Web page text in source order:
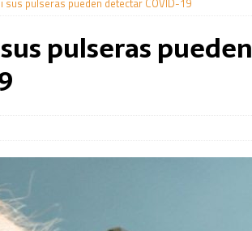
sus pulseras pueden detectar COVID-19
pulseras pueden